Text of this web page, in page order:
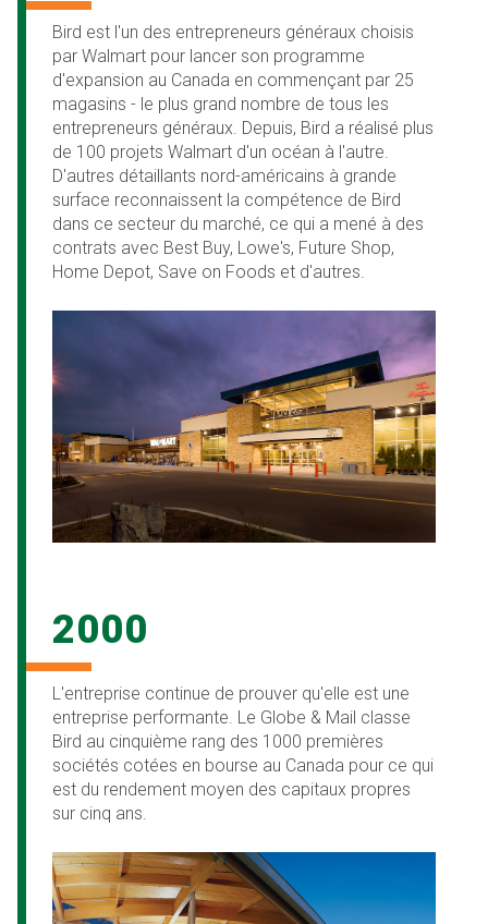
Bird est l'un des entrepreneurs généraux choisis
par Walmart pour lancer son programme
d'expansion au Canada en commençant par 25
magasins - le plus grand nombre de tous les
entrepreneurs généraux. Depuis, Bird a réalisé plus
de 100 projets Walmart d'un océan à l'autre.
D'autres détaillants nord-américains à grande
surface reconnaissent la compétence de Bird
dans ce secteur du marché, ce qui a mené à des
contrats avec Best Buy, Lowe's, Future Shop,
Home Depot, Save on Foods et d'autres.
2000
L'entreprise continue de prouver qu'elle est une
entreprise performante. Le Globe & Mail classe
Bird au cinquième rang des 1000 premières
sociétés cotées en bourse au Canada pour ce qui
est du rendement moyen des capitaux propres
sur cinq ans.